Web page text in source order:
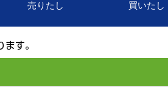
売りたし 買いたし
す。